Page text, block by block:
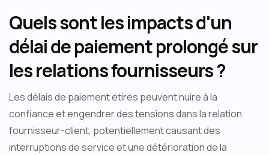
Quels sont les impacts d'un
délai de paiement prolongé sur
les relations fournisseurs ?
Les délais de paiement étirés peuvent nuire à la
confiance et engendrer des tensions dans la relation
fournisseur-client, potentiellement causant des
interruptions de service et une détérioration de la